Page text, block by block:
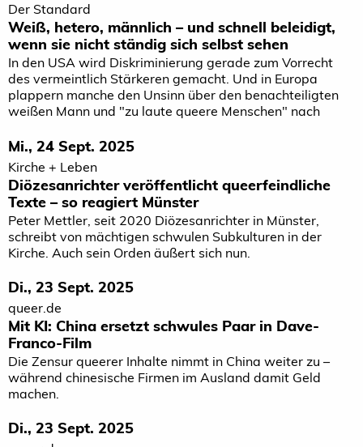
Der Standard
Weiß, hetero, männlich – und schnell beleidigt,
wenn sie nicht ständig sich selbst sehen
In den USA wird Diskriminierung gerade zum Vorrecht
des vermeintlich Stärkeren gemacht. Und in Europa
plappern manche den Unsinn über den benachteiligten
weißen Mann und "zu laute queere Menschen" nach
Mi., 24 Sept. 2025
Kirche + Leben
Diözesanrichter veröffentlicht queerfeindliche
Texte – so reagiert Münster
Peter Mettler, seit 2020 Diözesanrichter in Münster,
schreibt von mächtigen schwulen Subkulturen in der
Kirche. Auch sein Orden äußert sich nun.
Di., 23 Sept. 2025
queer.de
Mit KI: China ersetzt schwules Paar in Dave-
Franco-Film
Die Zensur queerer Inhalte nimmt in China weiter zu –
während chinesische Firmen im Ausland damit Geld
machen.
Di., 23 Sept. 2025